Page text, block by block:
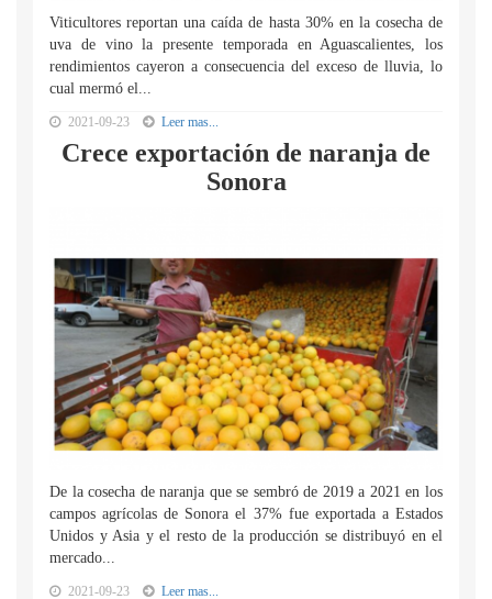
Viticultores reportan una caída de hasta 30% en la cosecha de
uva de vino la presente temporada en Aguascalientes, los
rendimientos cayeron a consecuencia del exceso de lluvia, lo
cual mermó el...
2021-09-23 Leer mas...
Crece exportación de naranja de
Sonora
De la cosecha de naranja que se sembró de 2019 a 2021 en los
campos agrícolas de Sonora el 37% fue exportada a Estados
Unidos y Asia y el resto de la producción se distribuyó en el
mercado...
2021-09-23 Leer mas...